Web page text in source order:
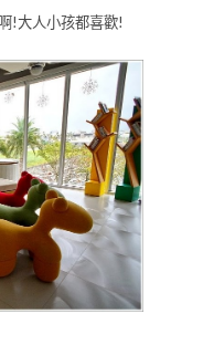
!大人小孩都喜歡!